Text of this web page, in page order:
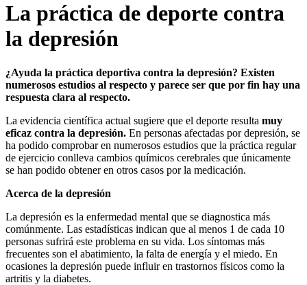
La práctica de deporte contra
la depresión
¿Ayuda la práctica deportiva contra la depresión? Existen
numerosos estudios al respecto y parece ser que por fin hay una
respuesta clara al respecto.
La evidencia científica actual sugiere que el deporte resulta muy
eficaz contra la depresión. En personas afectadas por depresión, se
ha podido comprobar en numerosos estudios que la práctica regular
de ejercicio conlleva cambios químicos cerebrales que únicamente
se han podido obtener en otros casos por la medicación.
Acerca de la depresión
La depresión es la enfermedad mental que se diagnostica más
comúnmente. Las estadísticas indican que al menos 1 de cada 10
personas sufrirá este problema en su vida. Los síntomas más
frecuentes son el abatimiento, la falta de energía y el miedo. En
ocasiones la depresión puede influir en trastornos físicos como la
artritis y la diabetes.